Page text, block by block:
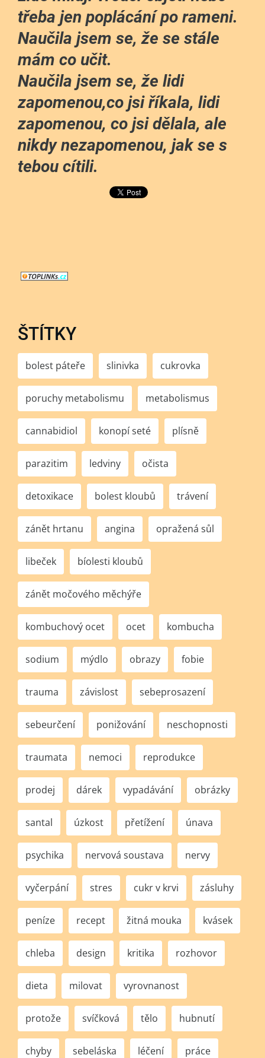
třeba jen poplácání po rameni.
Naučila jsem se, že se stále
mám co učit.
Naučila jsem se, že lidi
zapomenou,co jsi říkala, lidi
zapomenou, co jsi dělala, ale
nikdy nezapomenou, jak se s
tebou cítili.
ŠTÍTKY
bolest páteře slinivka cukrovka
poruchy metabolismu metabolismus
cannabidiol konopí seté plísně
parazitim ledviny očista
detoxikace bolest kloubů trávení
zánět hrtanu angina opražená sůl
libeček bíolesti kloubů
zánět močového měchýře
kombuchový ocet ocet kombucha
sodium mýdlo obrazy fobie
trauma závislost sebeprosazení
sebeurčení ponižování neschopnosti
traumata nemoci reprodukce
prodej dárek vypadávání obrázky
santal úzkost přetížení únava
psychika nervová soustava nervy
vyčerpání stres cukr v krvi zásluhy
peníze recept žitná mouka kvásek
chleba design kritika rozhovor
dieta milovat vyrovnanost
protože svíčková tělo hubnutí
chyby sebeláska léčení práce